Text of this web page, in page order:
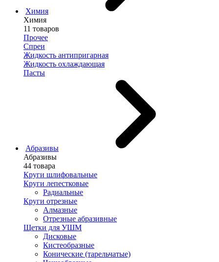
Химия
Химия
11 товаров
Прочее
Спреи
Жидкость антипригарная
Жидкость охлаждающая
Пасты
Абразивы
Абразивы
44 товара
Круги шлифовальные
Круги лепестковые
Радиальные
Круги отрезные
Алмазные
Отрезные абразивные
Щетки для УШМ
Дисковые
Кистеобразные
Конические (тарельчатые)